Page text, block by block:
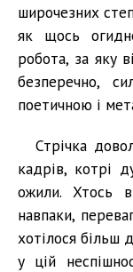
широчезних
як щось
робота, за яку
безперечно,
поетичною і
Стрічка
кадрів, котрі
ожили. Хтось
навпаки,
хотілося більш
у цій